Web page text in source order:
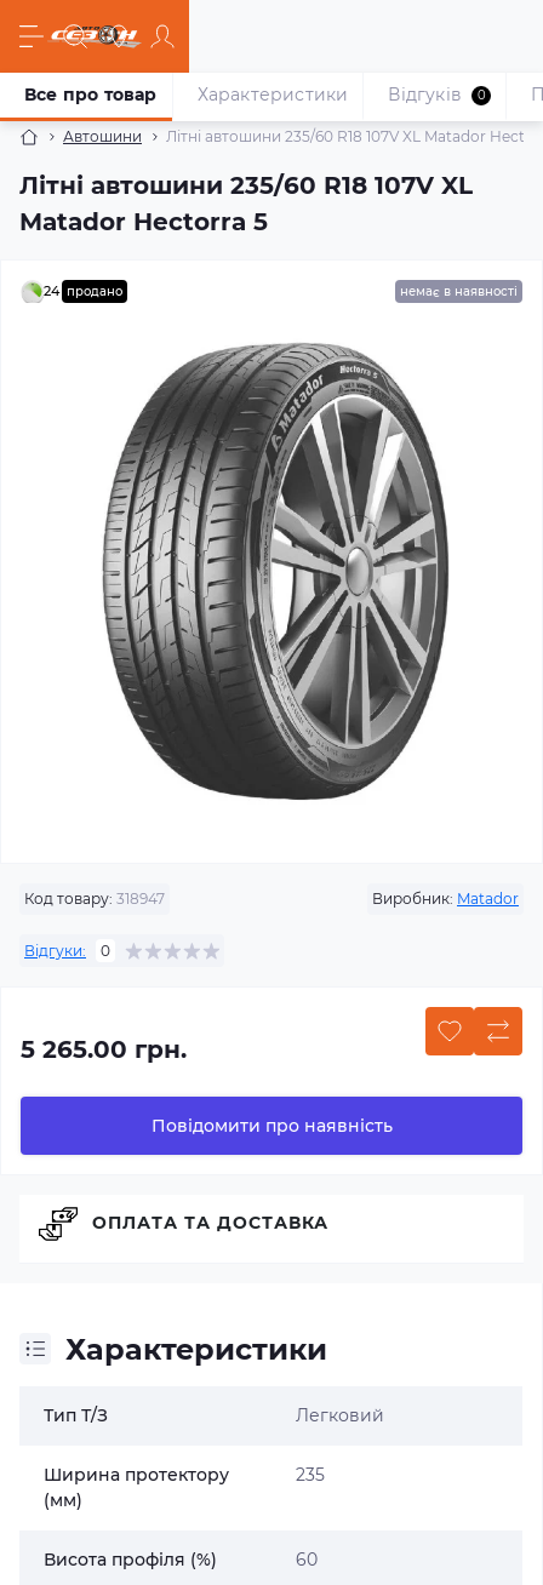
Автошини Літні автошини 235/60 R18 107V XL Matador
Літні автошини 235/60 R18 107V XL
Matador Hectorra 5
Все про товар Характеристики Відгуків 0
24 продано немає в наявності
Код товару: 318947 Виробник: Matador
Відгуки: 0
5 265.00 грн.
Повідомити про наявність
Характеристики
Тип Т/З Легковий
Ширина протектору
(мм)
235
Висота профіля (%) 60
ОПЛАТА ТА ДОСТАВКА